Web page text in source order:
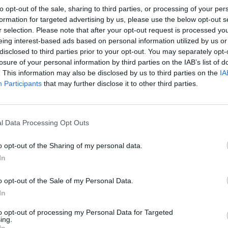
opt-out of the sale, sharing to third parties, or processing of your
for targeted advertising by us, please use the below opt-out
selection. Please note that after your opt-out request is processed
interest-based ads based on personal information utilized by us
to third parties prior to your opt-out. You may separately
of your personal information by third parties on the IAB’s list of
This information may also be disclosed by us to third parties on the
Participants that may further disclose it to other third parties.
Data Processing Opt Outs
opt-out of the Sharing of my personal data.
opt-out of the Sale of my Personal Data.
opt-out of processing my Personal Data for Targeted
a Internet, come contatori smart, laptop, cellulari e telecamere
e veloce e utilizzato come soluzione di back-up flessibile per
alcuna interruzione.
di Acer
è disponibile per la vendita presso i principali rivenditori